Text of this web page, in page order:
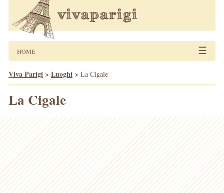
HOME ☰
Viva Parigi > Luoghi > La Cigale
La Cigale